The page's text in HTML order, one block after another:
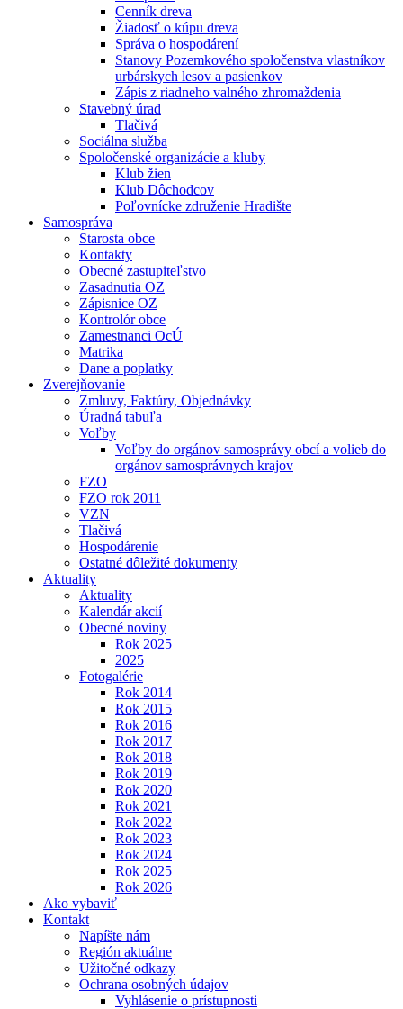
Cenník dreva
Žiadosť o kúpu dreva
Správa o hospodárení
Stanovy Pozemkového spoločenstva vlastníkov
urbárskych lesov a pasienkov
Zápis z riadneho valného zhromaždenia
Stavebný úrad
Tlačivá
Sociálna služba
Spoločenské organizácie a kluby
Klub žien
Klub Dôchodcov
Poľovnícke združenie Hradište
Samospráva
Starosta obce
Kontakty
Obecné zastupiteľstvo
Zasadnutia OZ
Zápisnice OZ
Kontrolór obce
Zamestnanci OcÚ
Matrika
Dane a poplatky
Zverejňovanie
Zmluvy, Faktúry, Objednávky
Úradná tabuľa
Voľby
Voľby do orgánov samosprávy obcí a volieb do
orgánov samosprávnych krajov
FZO
FZO rok 2011
VZN
Tlačivá
Hospodárenie
Ostatné dôležité dokumenty
Aktuality
Aktuality
Kalendár akcií
Obecné noviny
Rok 2025
2025
Fotogalérie
Rok 2014
Rok 2015
Rok 2016
Rok 2017
Rok 2018
Rok 2019
Rok 2020
Rok 2021
Rok 2022
Rok 2023
Rok 2024
Rok 2025
Rok 2026
Ako vybaviť
Kontakt
Napíšte nám
Región aktuálne
Užitočné odkazy
Ochrana osobných údajov
Vyhlásenie o prístupnosti